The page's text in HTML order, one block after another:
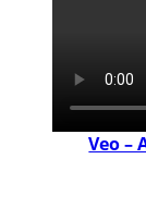
Veo –